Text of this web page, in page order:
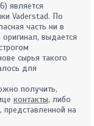
является
Vaderstad. По
часть ни в
выдается
сырья такого
для
получить,
контакты, либо
на